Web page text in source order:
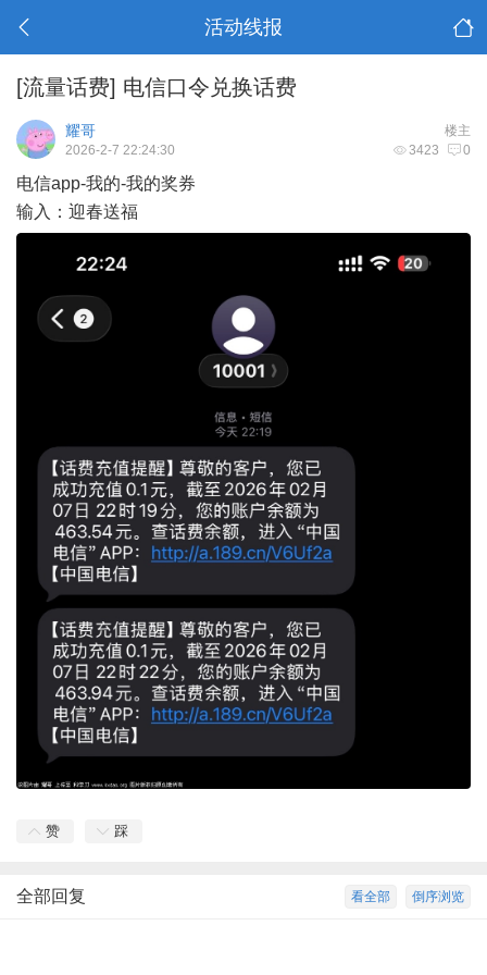
活动线报
[流量话费] 电信口令兑换话费
楼主
耀哥
3423 0
2026-2-7 22:24:30
电信app-我的-我的奖券
输入：迎春送福
赞 踩
倒序浏览
看全部
全部回复